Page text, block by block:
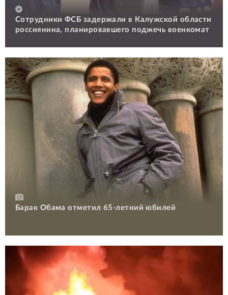
Сотрудники ФСБ задержали в Калужской области
россиянина, планировавшего поджечь военкомат
Барак Обама отметил 65-летний юбилей